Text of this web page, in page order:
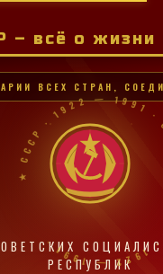
– всё о
ВСЕХ СТРАН,
★ СССР · 1922 — 1991 · СОЮЗ
РЕСПУБЛИК